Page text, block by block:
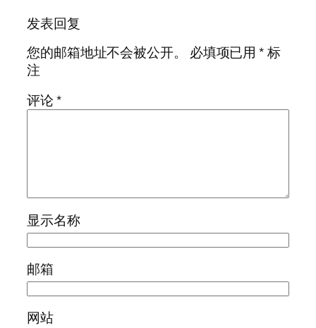
发表回复
您的邮箱地址不会被公开。
必填项已用*标
注
评论*
显示名称
邮箱
网站